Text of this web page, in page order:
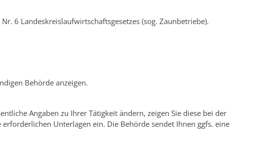
6 Landeskreislaufwirtschaftsgesetzes (sog. Zaunbetriebe).
Behörde anzeigen.
Angaben zu Ihrer Tätigkeit ändern, zeigen Sie diese bei der
Unterlagen ein. Die Behörde sendet Ihnen ggfs. eine